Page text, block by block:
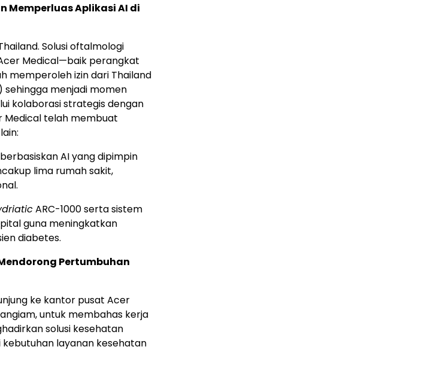
Memperluas Aplikasi AI di
Solusi oftalmologi
Medical—baik perangkat
memperoleh izin dari Thailand
sehingga menjadi momen
kolaborasi strategis dengan
Medical telah membuat
AI yang dipimpin
lima rumah sakit,
ARC-1000 serta sistem
guna meningkatkan
diabetes.
Pertumbuhan
ke kantor pusat Acer
untuk membahas kerja
solusi kesehatan
layanan kesehatan